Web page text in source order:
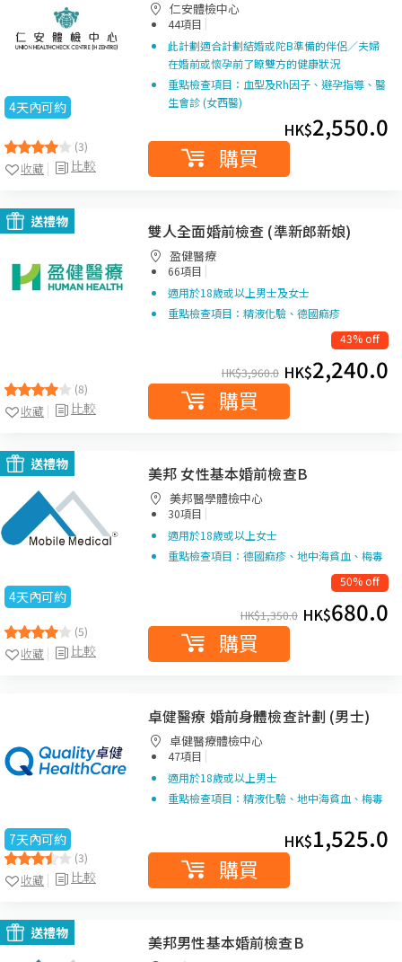
4天內可約
(3)
比較
收藏
仁安體檢中心
44項目 |
此計劃適合計劃結婚或陀B準備的伴侶／夫婦
在婚前或懷孕前了瞭雙方的健康狀況
重點檢查項目：血型及Rh因子、避孕指導、醫
生會診 (女西醫)
HK$2,550.0
購買
送禮物
(8)
比較
收藏
雙人全面婚前檢查 (準新郎新娘)
盈健醫療
66項目 |
適用於18歲或以上男士及女士
重點檢查項目：精液化驗、德國痲疹
43% off
HK$3,960.0 HK$2,240.0
購買
送禮物
4天內可約
(5)
比較
收藏
美邦 女性基本婚前檢查B
美邦醫學體檢中心
30項目 |
適用於18歲或以上女士
重點檢查項目：德國痲疹、地中海貧血、梅毒
50% off
HK$1,350.0 HK$680.0
購買
7天內可約
(3)
比較
收藏
卓健醫療 婚前身體檢查計劃 (男士)
卓健醫療體檢中心
47項目 |
適用於18歲或以上男士
重點檢查項目：精液化驗、地中海貧血、梅毒
HK$1,525.0
購買
送禮物 美邦男性基本婚前檢查B